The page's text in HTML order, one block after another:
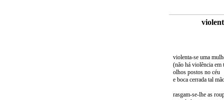
violenta-se uma
(não há violência em
olhos postos no céu
e boca cerrada tal
rasgam-se-lhe as